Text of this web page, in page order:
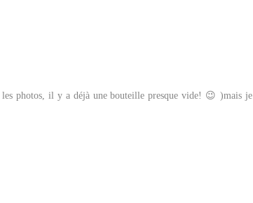
photos, il y a déjà une bouteille presque vide! 😉 )mais je